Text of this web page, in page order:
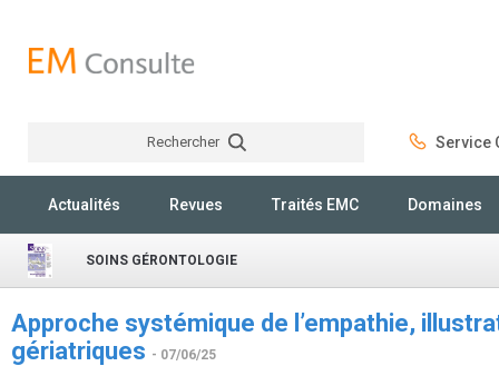
Rechercher Service
Actualités Revues Traités EMC Domaines
SOINS GÉRONTOLOGIE
Approche systémique de l’empathie,
gériatriques - 07/06/25